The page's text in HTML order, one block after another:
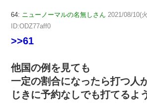
64: ニューノーマルの名無しさん 2021/08/10(
ID:ODZ77aff0
>>61
他国の例を見ても
一定の割合になったら打つ人
じきに予約なしでも打てるよ